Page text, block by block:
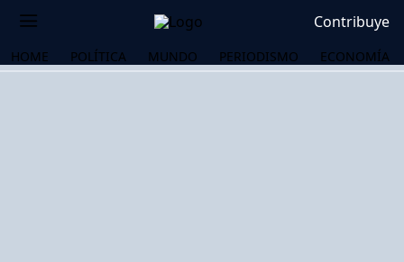
Contribuye
HOME POLÍTICA MUNDO PERIODISMO ECONOMÍA